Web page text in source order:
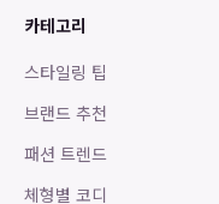
카테고리
스타일링 팁
브랜드 추천
패션 트렌드
체형별 코디